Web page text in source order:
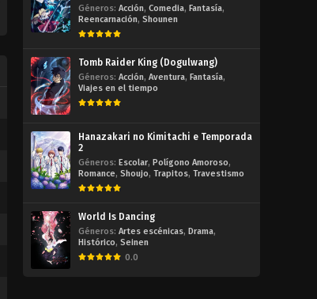
Géneros: Acción, Comedia, Fantasía,
Reencarnación, Shounen
Tomb Raider King (Dogulwang)
Géneros: Acción, Aventura, Fantasía,
Viajes en el tiempo
Hanazakari no Kimitachi e Temporada
2
Géneros: Escolar, Polígono Amoroso,
Romance, Shoujo, Trapitos, Travestismo
World Is Dancing
Géneros: Artes escénicas, Drama,
Histórico, Seinen
0.0